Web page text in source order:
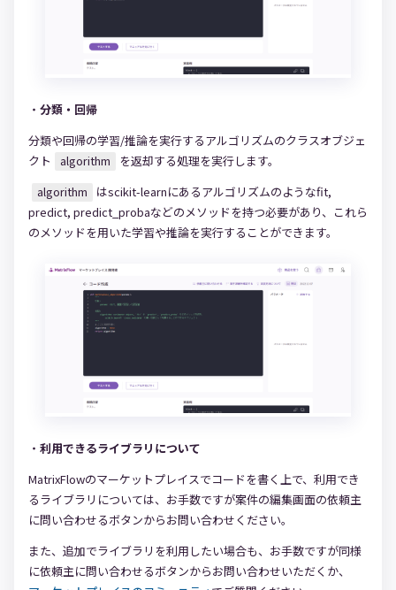
・ 分類・回帰
分類や回帰の学習/推論を実行するアルゴリズムのクラスオブジェ
クト
algorithm
を返却する処理を実行します。
algorithm
はscikit-learnにあるアルゴリズムのようなfit,
predict, predict_probaなどのメソッドを持つ必要があり、これら
のメソッドを用いた学習や推論を実行することができます。
・ 利用できるライブラリについて
MatrixFlowのマーケットプレイスでコードを書く上で、利用でき
るライブラリについては、お手数ですが案件の編集画面の依頼主
に問い合わせるボタンからお問い合わせください。
また、追加でライブラリを利用したい場合も、お手数ですが同様
に依頼主に問い合わせるボタンからお問い合わせいただくか、